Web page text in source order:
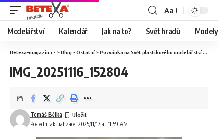
Aa
Modelářství Kalendář Jak na to? Svět hradů
Betexa-magazin.cz >Blog >Ostatní >Pozvánka na Svět plastikového modelářství
IMG_20251116_152804
Poslední aktualizace: 2025/11/17 at 11:59 AM
Tomáš Bělka